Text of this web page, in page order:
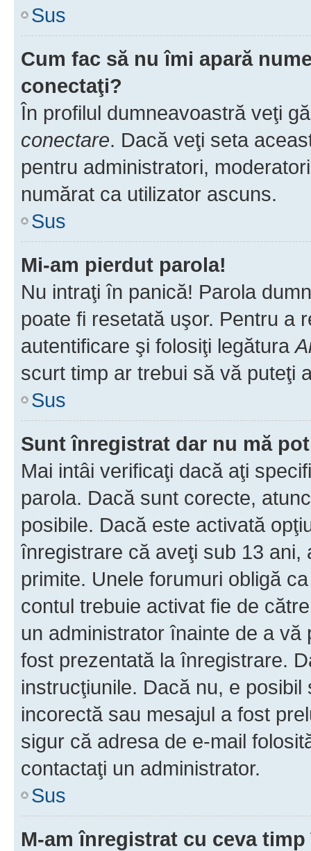
Sus
Cum fac să nu îmi apară
conectaţi?
În profilul dumneavoastră veţi
conectare. Dacă veţi seta
pentru administratori,
numărat ca utilizator ascuns.
Sus
Mi-am pierdut parola!
Nu intraţi în panică! Parola
poate fi resetată uşor. Pentru a
autentificare şi folosiţi legătura
scurt timp ar trebui să vă puteţi
Sus
Sunt înregistrat dar nu mă
Mai intâi verificaţi dacă aţi
parola. Dacă sunt corecte,
posibile. Dacă este activată
înregistrare că aveţi sub 13
primite. Unele forumuri obligă
contul trebuie activat fie de
un administrator înainte de a
fost prezentată la înregistrare.
instrucţiunile. Dacă nu, e
incorectă sau mesajul a fost
sigur că adresa de e-mail
contactaţi un administrator.
Sus
M-am înregistrat cu ceva